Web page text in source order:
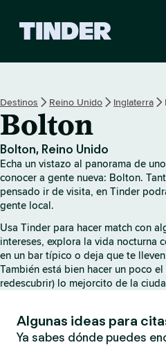
r
c
i
o
Destinos Reino Unido Inglaterra
Bolton
Bolton, Reino Unido
Echa un vistazo al panorama de
conocer a gente nueva: Bolton.
pensado ir de visita, en Tinder
gente local.
Usa Tinder para hacer match con
intereses, explora la vida nocturna
en un bar típico o deja que te
También está bien hacer un poco
redescubrir) lo mejorcito de la
Algunas ideas para
Ya sabes dónde puedes